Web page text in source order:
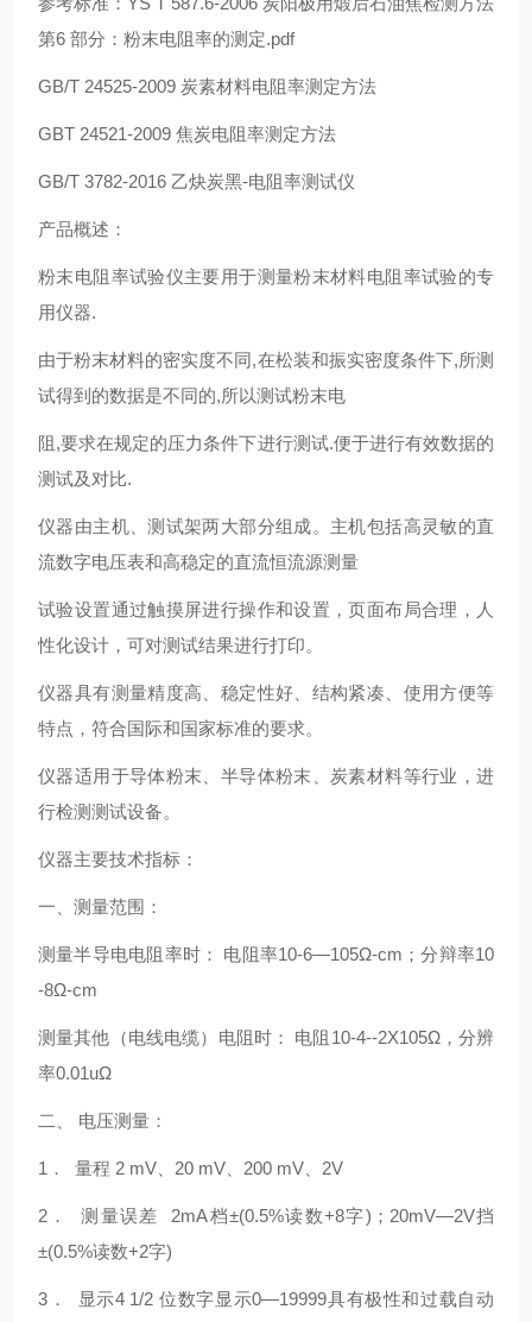
第6 部分：粉末电阻率的测定.pdf
GB/T 24525-2009 炭素材料电阻率测定方法
GBT 24521-2009 焦炭电阻率测定方法
GB/T 3782-2016 乙炔炭黑-电阻率测试仪
产品概述：
粉末电阻率试验仪主要用于测量粉末材料电阻率试验的专
用仪器.
由于粉末材料的密实度不同,在松装和振实密度条件下,所测
试得到的数据是不同的,所以测试粉末电
阻,要求在规定的压力条件下进行测试.便于进行有效数据的
测试及对比.
仪器由主机、测试架两大部分组成。主机包括高灵敏的直
流数字电压表和高稳定的直流恒流源测量
试验设置通过触摸屏进行操作和设置，页面布局合理，人
性化设计，可对测试结果进行打印。
仪器具有测量精度高、稳定性好、结构紧凑、使用方便等
特点，符合国际和国家标准的要求。
仪器适用于导体粉末、半导体粉末、炭素材料等行业，进
行检测测试设备。
仪器主要技术指标：
一、测量范围：
测量半导电电阻率时： 电阻率10-6—105Ω-cm；分辩率10
-8Ω-cm
测量其他（电线电缆）电阻时： 电阻10-4--2X105Ω，分辨
率0.01uΩ
二、 电压测量：
1． 量程 2 mV、20 mV、200 mV、2V
2． 测量误差 2mA档±(0.5%读数+8字)；20mV—2V挡
±(0.5%读数+2字)
3． 显示4 1/2 位数字显示0—19999具有极性和过载自动